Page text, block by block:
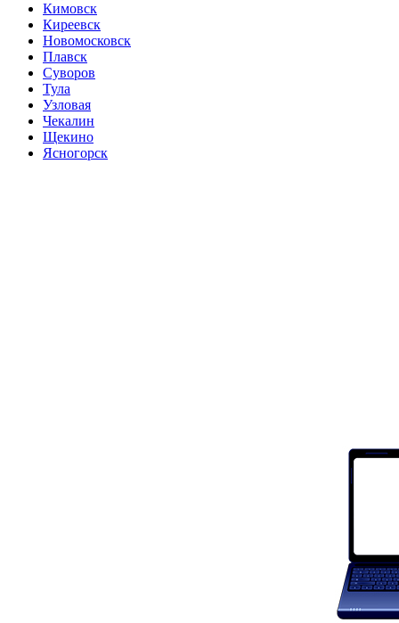
Кимовск
Киреевск
Новомосковск
Плавск
Суворов
Тула
Узловая
Чекалин
Щекино
Ясногорск